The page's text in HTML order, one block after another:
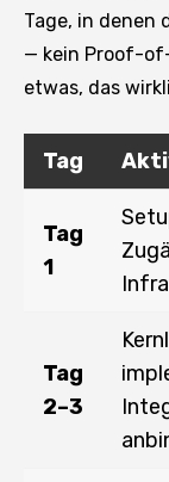
Tage, in denen
— kein Proof-
etwas, das
Tag
Tag
1
Tag
2–3